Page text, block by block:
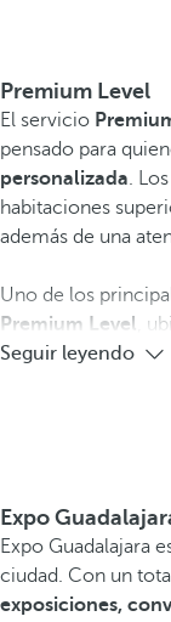
Premium Level
El servicio
pensado para
personalizada.
habitaciones
además de una
Uno de los
Premium Level
,
Seguir leyendo
Expo
Expo Guadalajara
ciudad. Con un
exposiciones,